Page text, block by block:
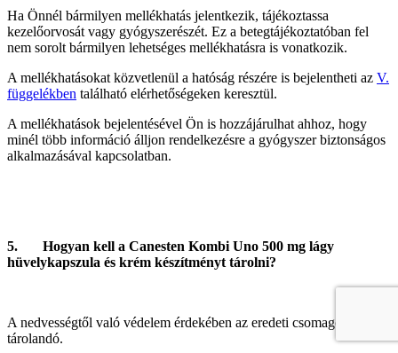
Ha Önnél bármilyen mellékhatás jelentkezik, tájékoztassa
kezelőorvosát vagy gyógyszerészét. Ez a betegtájékoztatóban fel
nem sorolt bármilyen lehetséges mellékhatásra is vonatkozik.
A mellékhatásokat közvetlenül a hatóság részére is bejelentheti az V.
függelékben található elérhetőségeken keresztül.
A mellékhatások bejelentésével Ön is hozzájárulhat ahhoz, hogy
minél több információ álljon rendelkezésre a gyógyszer biztonságos
alkalmazásával kapcsolatban.
5. Hogyan kell a Canesten Kombi Uno 500 mg lágy
hüvelykapszula és krém készítményt tárolni?
A nedvességtől való védelem érdekében az eredeti csomagolásban
tárolandó.